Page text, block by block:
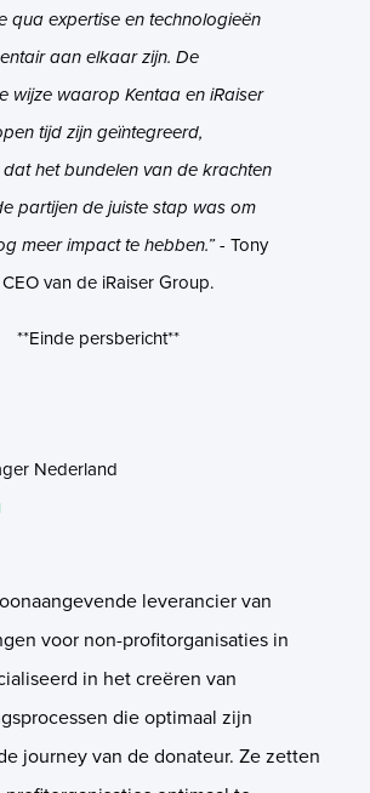
qua expertise en technologieën
aan elkaar zijn. De
wijze waarop Kentaa en iRaiser
tijd zijn geïntegreerd,
het bundelen van de krachten
partijen de juiste stap was om
meer impact te hebben.”- Tony
van de iRaiser Group.
**Einde persbericht**
Nederland
leverancier van
voor non-profitorganisaties in
in het creëren van
die optimaal zijn
journey van de donateur. Ze zetten